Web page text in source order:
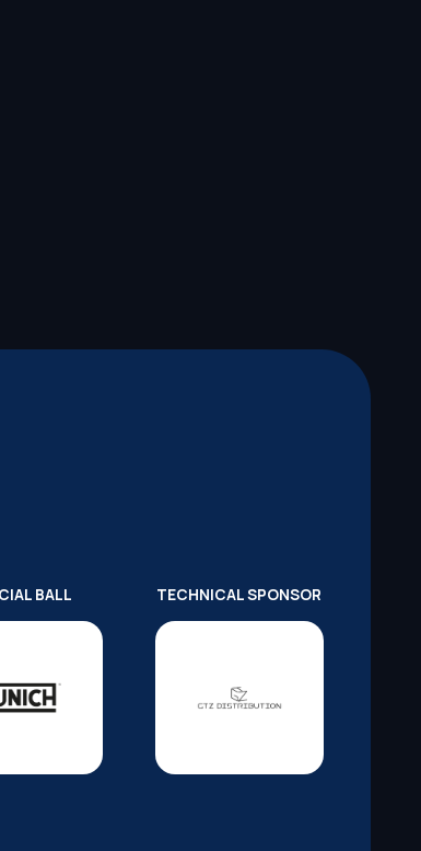
BALL TECHNICAL SPONSOR